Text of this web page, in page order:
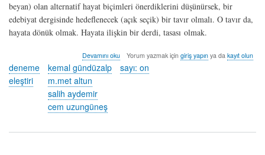
beyan) olan alternatif hayat biçimleri önerdiklerini düşünürsek, bir
edebiyat dergisinde hedeflenecek (açık seçik) bir tavır olmalı. O tavır da,
hayata dönük olmak. Hayata ilişkin bir derdi, tasası olmak.
soruşturma
hakkında
Devamını oku Yorum yazmak için giriş yapınya da kayıt olun
deneme
eleştiri
kemal gündüzalp
m.met altun
salih aydemir
cem uzungüneş
sayı: on